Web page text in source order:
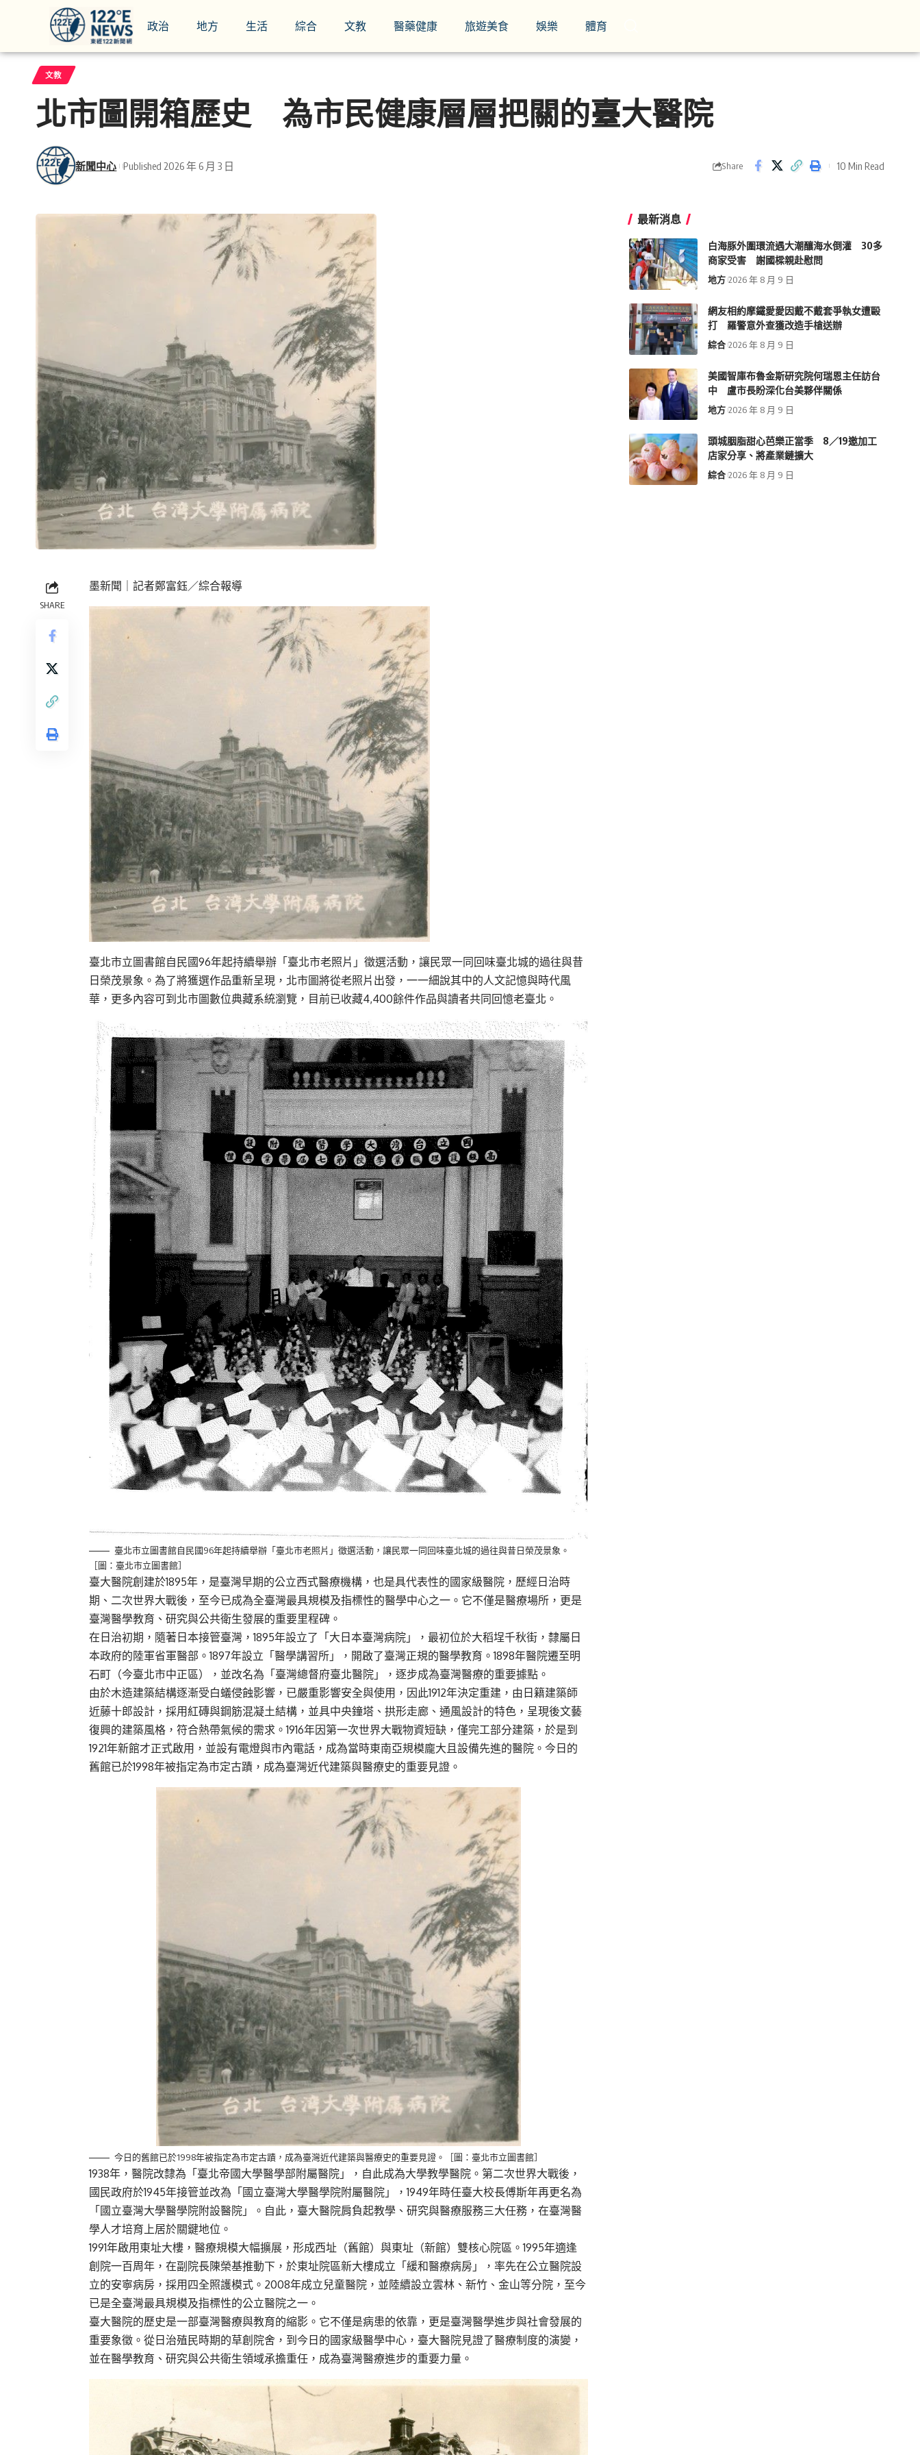
政治 地方 生活 綜合 文教 醫藥健康 旅遊美食 娛樂 體育
文教
北市圖開箱歷史 為市民健康層層把關的臺大醫院
新聞中心 Published 2026 年 6 月 3 日 Share 10 Min Read
SHARE
墨新聞 ｜記者鄭富鈺／綜合報導
臺北市立圖書館自民國96年起持續舉辦「臺北市老照片」徵選活動，讓民眾一同回味臺北城的過往與昔
日榮茂景象。為了將獲選作品重新呈現，北市圖將從老照片出發，一一細說其中的人文記憶與時代風
華，更多內容可到北市圖數位典藏系統瀏覽，目前已收藏4,400餘件作品與讀者共同回憶老臺北。
臺北市立圖書館自民國96年起持續舉辦「臺北市老照片」徵選活動，讓民眾一同回味臺北城的過往與昔日榮茂景象。
［圖：臺北市立圖書館］
臺大醫院創建於1895年，是臺灣早期的公立西式醫療機構，也是具代表性的國家級醫院，歷經日治時
期、二次世界大戰後，至今已成為全臺灣最具規模及指標性的醫學中心之一。它不僅是醫療場所，更是
臺灣醫學教育、研究與公共衛生發展的重要里程碑。
在日治初期，隨著日本接管臺灣，1895年設立了「大日本臺灣病院」，最初位於大稻埕千秋街，隸屬日
本政府的陸軍省軍醫部。1897年設立「醫學講習所」，開啟了臺灣正規的醫學教育。1898年醫院遷至明
石町（今臺北市中正區），並改名為「臺灣總督府臺北醫院」，逐步成為臺灣醫療的重要據點。
由於木造建築結構逐漸受白蟻侵蝕影響，已嚴重影響安全與使用，因此1912年決定重建，由日籍建築師
近藤十郎設計，採用紅磚與鋼筋混凝土結構，並具中央鐘塔、拱形走廊、通風設計的特色，呈現後文藝
復興的建築風格，符合熱帶氣候的需求。1916年因第一次世界大戰物資短缺，僅完工部分建築，於是到
1921年新館才正式啟用，並設有電燈與市內電話，成為當時東南亞規模龐大且設備先進的醫院。今日的
舊館已於1998年被指定為市定古蹟，成為臺灣近代建築與醫療史的重要見證。
今日的舊館已於1998年被指定為市定古蹟，成為臺灣近代建築與醫療史的重要見證。［圖：臺北市立圖書館］
1938年，醫院改隸為「臺北帝國大學醫學部附屬醫院」，自此成為大學教學醫院。第二次世界大戰後，
國民政府於1945年接管並改為「國立臺灣大學醫學院附屬醫院」，1949年時任臺大校長傅斯年再更名為
「國立臺灣大學醫學院附設醫院」。自此，臺大醫院肩負起教學、研究與醫療服務三大任務，在臺灣醫
學人才培育上居於關鍵地位。
1991年啟用東址大樓，醫療規模大幅擴展，形成西址（舊館）與東址（新館）雙核心院區。1995年適逢
創院一百周年，在副院長陳榮基推動下，於東址院區新大樓成立「緩和醫療病房」，率先在公立醫院設
立的安寧病房，採用四全照護模式。2008年成立兒童醫院，並陸續設立雲林、新竹、金山等分院，至今
已是全臺灣最具規模及指標性的公立醫院之一。
臺大醫院的歷史是一部臺灣醫療與教育的縮影。它不僅是病患的依靠，更是臺灣醫學進步與社會發展的
重要象徵。從日治殖民時期的草創院舍，到今日的國家級醫學中心，臺大醫院見證了醫療制度的演變，
並在醫學教育、研究與公共衛生領域承擔重任，成為臺灣醫療進步的重要力量。
最新消息
白海豚外圍環流遇大潮釀海水倒灌 30多
商家受害 謝國樑親赴慰問
地方 2026 年 8 月 9 日
網友相約摩鐵愛愛因戴不戴套爭執女遭毆
打 羅警意外查獲改造手槍送辦
綜合 2026 年 8 月 9 日
美國智庫布魯金斯研究院何瑞恩主任訪台
中 盧市長盼深化台美夥伴關係
地方 2026 年 8 月 9 日
頭城胭脂甜心芭樂正當季 8／19邀加工
店家分享、將產業鏈擴大
綜合 2026 年 8 月 9 日